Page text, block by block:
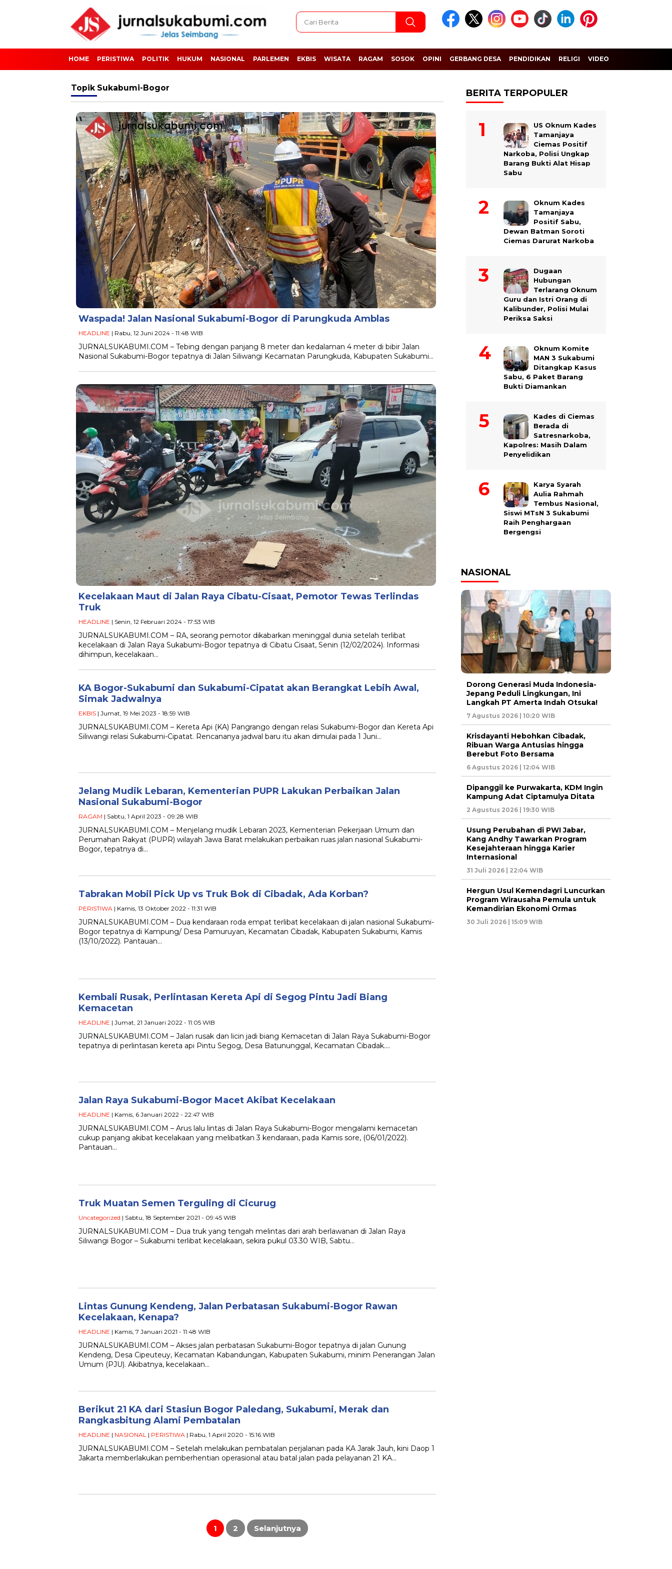
HOME PERISTIWA POLITIK HUKUM NASIONAL PARLEMEN EKBIS WISATA RAGAM SOSOK OPINI GERBANG DESA PENDIDIKAN RELIGI VIDEO
Topik Sukabumi-Bogor
Waspada! Jalan Nasional Sukabumi-Bogor di Parungkuda Amblas
HEADLINE | Rabu, 12 Juni 2024 - 11:48 WIB
JURNALSUKABUMI.COM – Tebing dengan panjang 8 meter dan kedalaman 4 meter di bibir Jalan
Nasional Sukabumi-Bogor tepatnya di Jalan Siliwangi Kecamatan Parungkuda, Kabupaten Sukabumi…
Kecelakaan Maut di Jalan Raya Cibatu-Cisaat, Pemotor Tewas Terlindas
Truk
HEADLINE | Senin, 12 Februari 2024 - 17:53 WIB
JURNALSUKABUMI.COM – RA, seorang pemotor dikabarkan meninggal dunia setelah terlibat
kecelakaan di Jalan Raya Sukabumi-Bogor tepatnya di Cibatu Cisaat, Senin (12/02/2024). Informasi
dihimpun, kecelakaan…
KA Bogor-Sukabumi dan Sukabumi-Cipatat akan Berangkat Lebih Awal,
Simak Jadwalnya
EKBIS | Jumat, 19 Mei 2023 - 18:59 WIB
JURNALSUKABUMI.COM – Kereta Api (KA) Pangrango dengan relasi Sukabumi-Bogor dan Kereta Api
Siliwangi relasi Sukabumi-Cipatat. Rencananya jadwal baru itu akan dimulai pada 1 Juni…
Jelang Mudik Lebaran, Kementerian PUPR Lakukan Perbaikan Jalan
Nasional Sukabumi-Bogor
RAGAM | Sabtu, 1 April 2023 - 09:28 WIB
JURNALSUKABUMI.COM – Menjelang mudik Lebaran 2023, Kementerian Pekerjaan Umum dan
Perumahan Rakyat (PUPR) wilayah Jawa Barat melakukan perbaikan ruas jalan nasional Sukabumi-
Bogor, tepatnya di…
Tabrakan Mobil Pick Up vs Truk Bok di Cibadak, Ada Korban?
PERISTIWA | Kamis, 13 Oktober 2022 - 11:31 WIB
JURNALSUKABUMI.COM – Dua kendaraan roda empat terlibat kecelakaan di jalan nasional Sukabumi-
Bogor tepatnya di Kampung/ Desa Pamuruyan, Kecamatan Cibadak, Kabupaten Sukabumi, Kamis
(13/10/2022). Pantauan…
Kembali Rusak, Perlintasan Kereta Api di Segog Pintu Jadi Biang
Kemacetan
HEADLINE | Jumat, 21 Januari 2022 - 11:05 WIB
JURNALSUKABUMI.COM – Jalan rusak dan licin jadi biang Kemacetan di Jalan Raya Sukabumi-Bogor
tepatnya di perlintasan kereta api Pintu Segog, Desa Batununggal, Kecamatan Cibadak….
Jalan Raya Sukabumi-Bogor Macet Akibat Kecelakaan
HEADLINE | Kamis, 6 Januari 2022 - 22:47 WIB
JURNALSUKABUMI.COM – Arus lalu lintas di Jalan Raya Sukabumi-Bogor mengalami kemacetan
cukup panjang akibat kecelakaan yang melibatkan 3 kendaraan, pada Kamis sore, (06/01/2022).
Pantauan…
Truk Muatan Semen Terguling di Cicurug
Uncategorized | Sabtu, 18 September 2021 - 09:45 WIB
JURNALSUKABUMI.COM – Dua truk yang tengah melintas dari arah berlawanan di Jalan Raya
Siliwangi Bogor – Sukabumi terlibat kecelakaan, sekira pukul 03.30 WIB, Sabtu…
Lintas Gunung Kendeng, Jalan Perbatasan Sukabumi-Bogor Rawan
Kecelakaan, Kenapa?
HEADLINE | Kamis, 7 Januari 2021 - 11:48 WIB
JURNALSUKABUMI.COM – Akses jalan perbatasan Sukabumi-Bogor tepatnya di jalan Gunung
Kendeng, Desa Cipeuteuy, Kecamatan Kabandungan, Kabupaten Sukabumi, minim Penerangan Jalan
Umum (PJU). Akibatnya, kecelakaan…
Berikut 21 KA dari Stasiun Bogor Paledang, Sukabumi, Merak dan
Rangkasbitung Alami Pembatalan
HEADLINE | NASIONAL | PERISTIWA | Rabu, 1 April 2020 - 15:16 WIB
JURNALSUKABUMI.COM – Setelah melakukan pembatalan perjalanan pada KA Jarak Jauh, kini Daop 1
Jakarta memberlakukan pemberhentian operasional atau batal jalan pada pelayanan 21 KA…
1 2 Selanjutnya
BERITA TERPOPULER
US Oknum Kades
Tamanjaya
Ciemas Positif
Narkoba, Polisi Ungkap
Barang Bukti Alat Hisap
Sabu
Oknum Kades
Tamanjaya
Positif Sabu,
Dewan Batman Soroti
Ciemas Darurat Narkoba
Dugaan
Hubungan
Terlarang Oknum
Guru dan Istri Orang di
Kalibunder, Polisi Mulai
Periksa Saksi
Oknum Komite
MAN 3 Sukabumi
Ditangkap Kasus
Sabu, 6 Paket Barang
Bukti Diamankan
Kades di Ciemas
Berada di
Satresnarkoba,
Kapolres: Masih Dalam
Penyelidikan
Karya Syarah
Aulia Rahmah
Tembus Nasional,
Siswi MTsN 3 Sukabumi
Raih Penghargaan
Bergengsi
NASIONAL
Dorong Generasi Muda Indonesia-
Jepang Peduli Lingkungan, Ini
Langkah PT Amerta Indah Otsuka!
7 Agustus 2026 | 10:20 WIB
Krisdayanti Hebohkan Cibadak,
Ribuan Warga Antusias hingga
Berebut Foto Bersama
6 Agustus 2026 | 12:04 WIB
Dipanggil ke Purwakarta, KDM Ingin
Kampung Adat Ciptamulya Ditata
2 Agustus 2026 | 19:30 WIB
Usung Perubahan di PWI Jabar,
Kang Andhy Tawarkan Program
Kesejahteraan hingga Karier
Internasional
31 Juli 2026 | 22:04 WIB
Hergun Usul Kemendagri Luncurkan
Program Wirausaha Pemula untuk
Kemandirian Ekonomi Ormas
30 Juli 2026 | 15:09 WIB